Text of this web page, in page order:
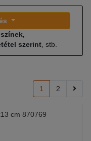
színek,
szerint , stb.
1 2
cm 870769